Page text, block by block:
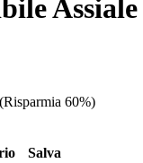
(Risparmia 60%)
Salva